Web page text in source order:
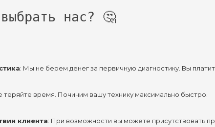
нас? 🤔
: Мы не берем денег за первичную диагностику. Вы
теряйте время. Починим вашу технику максимально быстро.
клиента: При возможности вы можете присутствовать